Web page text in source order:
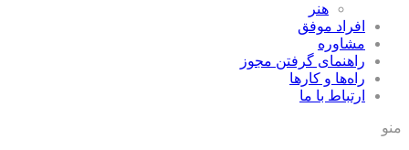
هنر
افراد موفق
مشاوره
راهنمای گرفتن مجوز
راه‌ها و كارها
ارتباط با ما
منو